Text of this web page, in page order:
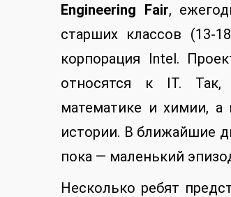
Engineering Fair,
старших классов (13-
корпорация Intel.
относятся к IT.
математике и химии,
истории. В ближайшие
пока — маленький
Несколько ребят